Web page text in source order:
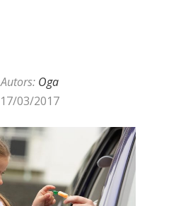
Autors: Oga
17/03/2017